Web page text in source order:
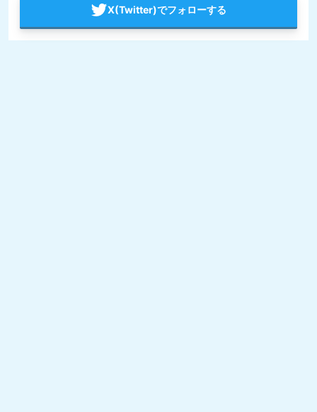
X(Twitter)でフォローする